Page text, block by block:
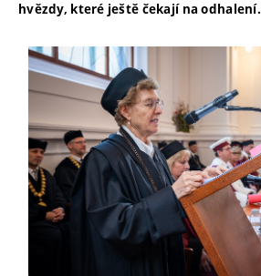
hvězdy, které ještě čekají na odhalení.